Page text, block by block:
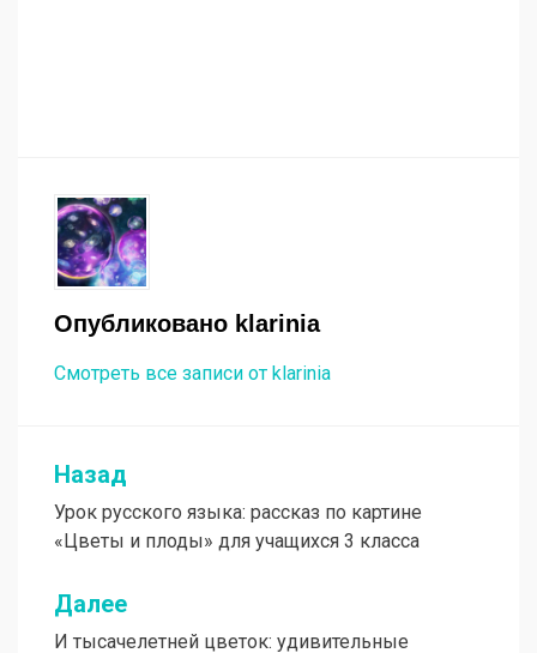
Опубликовано klarinia
Смотреть все записи от klarinia
Навигация
по
записям
Назад
Урок русского языка: рассказ по картине
«Цветы и плоды» для учащихся 3 класса
Далее
И тысачелетней цветок: удивительные